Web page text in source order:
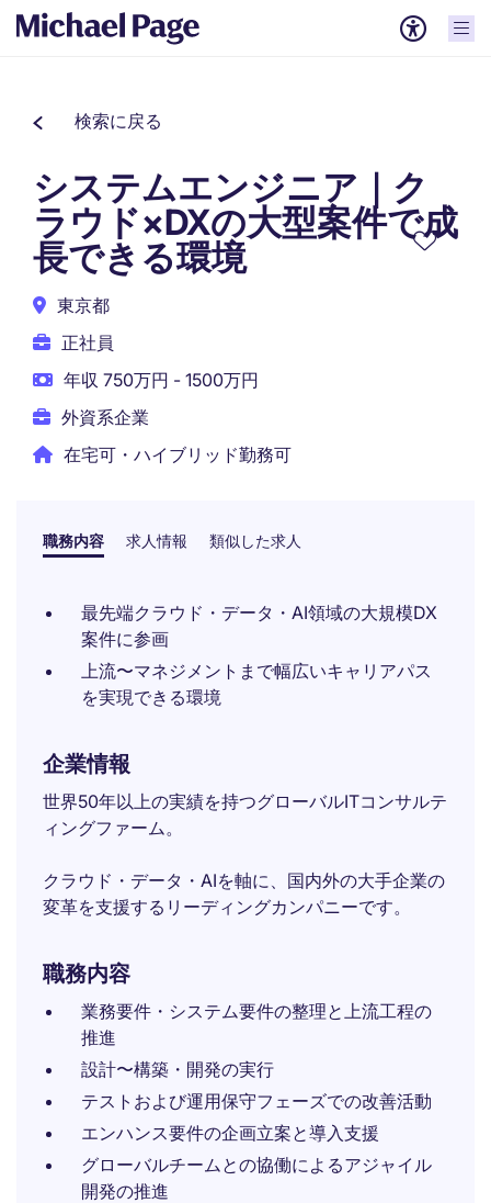
検索に戻る
システムエンジニア｜ク
ラウド×DXの大型案件で成
長できる環境
東京都
正社員
年収 750万円 - 1500万円
外資系企業
在宅可・ハイブリッド勤務可
職務内容 求人情報 類似した求人
最先端クラウド・データ・AI領域の大規模DX
案件に参画
上流〜マネジメントまで幅広いキャリアパス
を実現できる環境
企業情報
世界50年以上の実績を持つグローバルITコンサルテ
ィングファーム。
クラウド・データ・AIを軸に、国内外の大手企業の
変革を支援するリーディングカンパニーです。
職務内容
業務要件・システム要件の整理と上流工程の
推進
設計〜構築・開発の実行
テストおよび運用保守フェーズでの改善活動
エンハンス要件の企画立案と導入支援
グローバルチームとの協働によるアジャイル
開発の推進